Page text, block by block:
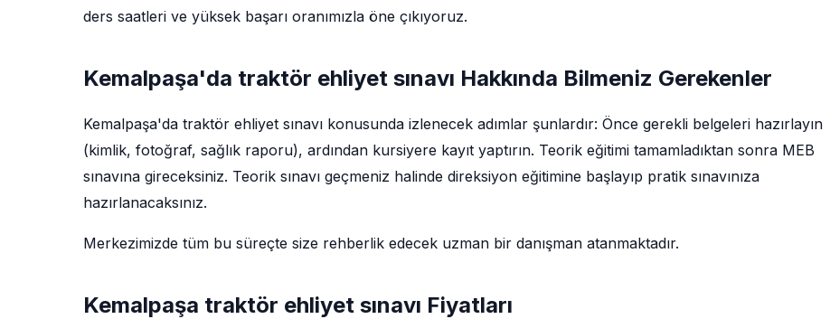
ders saatleri ve yüksek başarı oranımızla öne çıkıyoruz.
Kemalpaşa'da traktör ehliyet sınavı Hakkında Bilmeniz Gerekenler
Kemalpaşa'da traktör ehliyet sınavı konusunda izlenecek adımlar şunlardır: Önce gerekli belgeleri hazırlayın
(kimlik, fotoğraf, sağlık raporu), ardından kursiyere kayıt yaptırın. Teorik eğitimi tamamladıktan sonra MEB
sınavına gireceksiniz. Teorik sınavı geçmeniz halinde direksiyon eğitimine başlayıp pratik sınavınıza
hazırlanacaksınız.
Merkezimizde tüm bu süreçte size rehberlik edecek uzman bir danışman atanmaktadır.
Kemalpaşa traktör ehliyet sınavı Fiyatları